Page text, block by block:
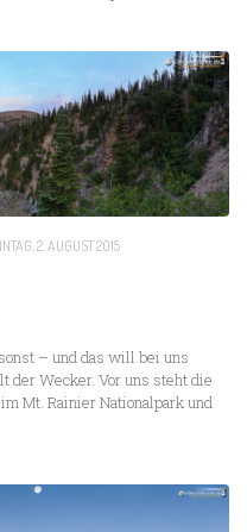
2. AUGUST 2015
– und das will bei uns
der Wecker. Vor uns steht die
Mt. Rainier Nationalpark und